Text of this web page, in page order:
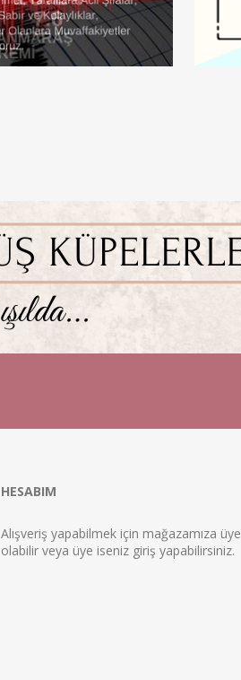
HESABIM
Alışveriş yapabilmek için mağazamıza üye
olabilir veya üye iseniz giriş yapabilirsiniz.